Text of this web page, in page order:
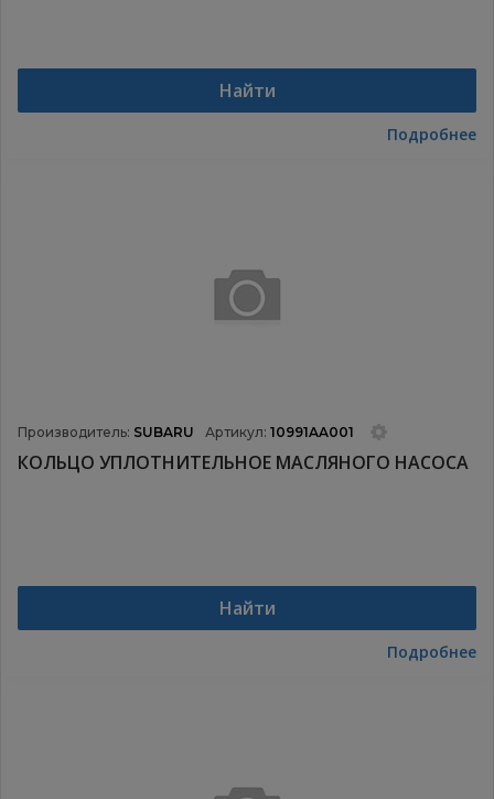
Найти
Подробнее
Производитель: SUBARU Артикул: 10991AA001
КОЛЬЦО УПЛОТНИТЕЛЬНОЕ МАСЛЯНОГО НАСОСА
Найти
Подробнее